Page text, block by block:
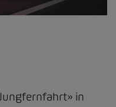
in